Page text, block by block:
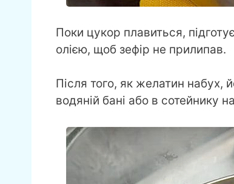
Поки цукор плавиться,
олією, щоб зефір не прилипав.
Після того, як желатин набух,
водяній бані або в сотейнику